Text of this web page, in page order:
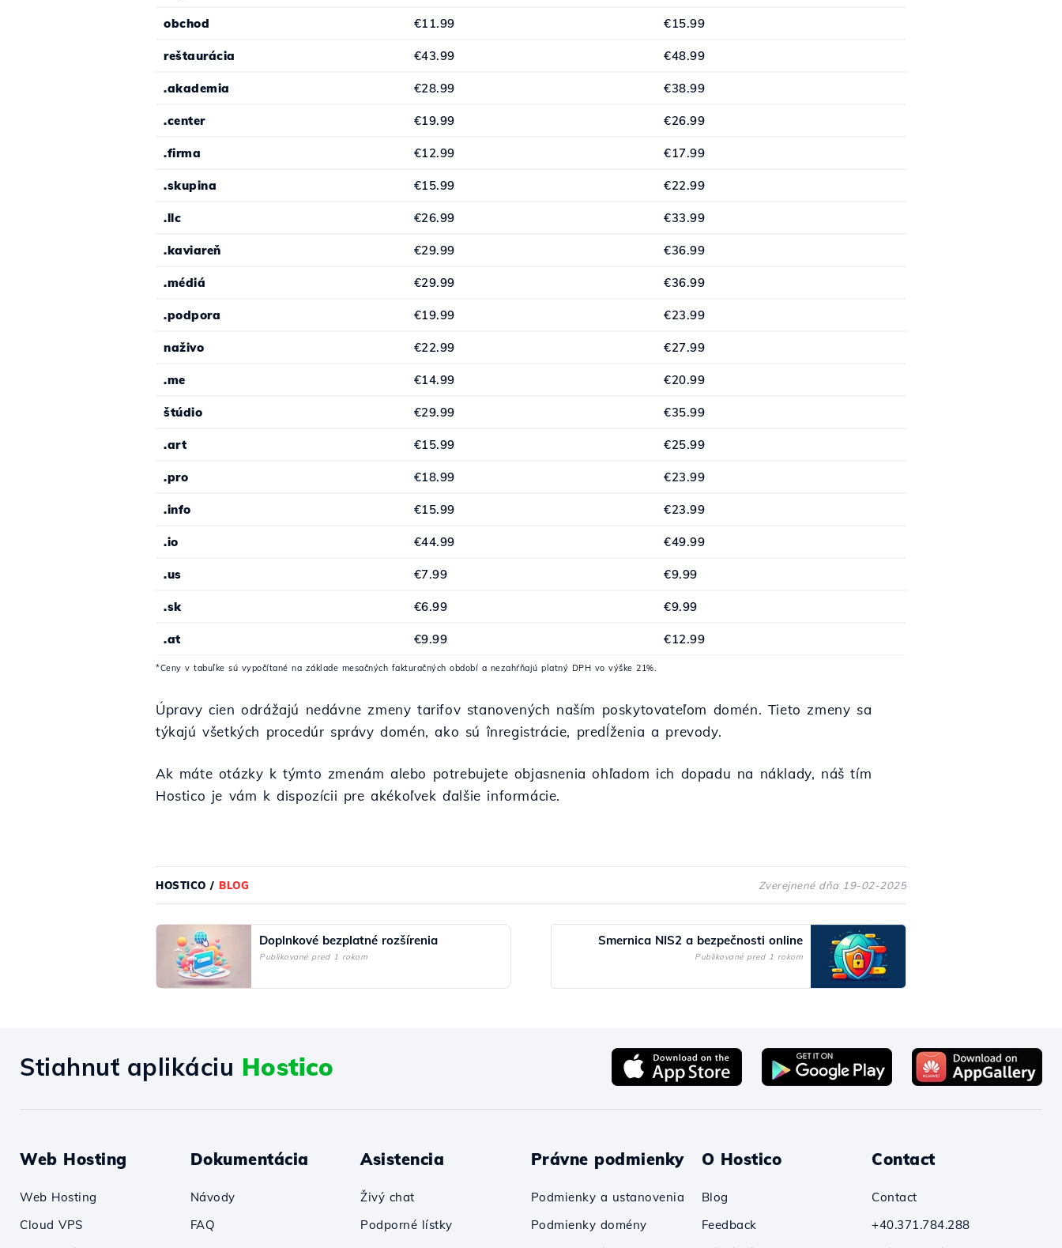
obchod €11.99 €15.99
reštaurácia €43.99 €48.99
.akademia €28.99 €38.99
.center €19.99 €26.99
.firma €12.99 €17.99
.skupina €15.99 €22.99
.llc €26.99 €33.99
.kaviareň €29.99 €36.99
.médiá €29.99 €36.99
.podpora €19.99 €23.99
naživo €22.99 €27.99
.me €14.99 €20.99
štúdio €29.99 €35.99
.art €15.99 €25.99
.pro €18.99 €23.99
.info €15.99 €23.99
.io €44.99 €49.99
.us €7.99 €9.99
.sk €6.99 €9.99
.at €9.99 €12.99
*Ceny v tabuľke sú vypočítané na základe mesačných fakturačných období a nezahŕňajú platný DPH vo výške 21%.
Úpravy cien odrážajú nedávne zmeny tarifov stanovených naším poskytovateľom domén. Tieto zmeny sa
týkajú všetkých procedúr správy domén, ako sú înregistrácie, predĺženia a prevody.
Ak máte otázky k týmto zmenám alebo potrebujete objasnenia ohľadom ich dopadu na náklady, náš tím
Hostico je vám k dispozícii pre akékoľvek ďalšie informácie.
HOSTICO / BLOG Zverejnené dňa 19-02-2025
Doplnkové bezplatné rozšírenia
Publikované pred 1 rokom
Smernica NIS2 a bezpečnosti online
Publikované pred 1 rokom
Stiahnuť aplikáciu Hostico
Web Hosting
Web Hosting
Cloud VPS
Dokumentácia
Návody
FAQ
Asistencia
Živý chat
Podporné lístky
Právne podmienky
Podmienky a ustanovenia
Podmienky domény
O Hostico
Blog
Feedback
Contact
Contact
+40.371.784.288